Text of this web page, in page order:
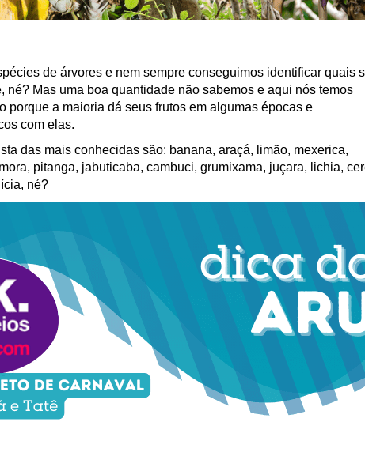
de árvores e nem sempre conseguimos identificar quais
Mas uma boa quantidade não sabemos e aqui nós temos
porque a maioria dá seus frutos em algumas épocas e
com elas.
das mais conhecidas são: banana, araçá, limão, mexerica,
pitanga, jabuticaba, cambuci, grumixama, juçara, lichia,
né?